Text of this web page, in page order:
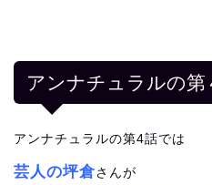
アンナチュラルの第
アンナチュラルの第4話では
芸人の坪倉さんが